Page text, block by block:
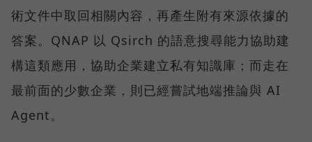
術文件中取回相關內容，再產生附有來源依據的
答案。QNAP 以 Qsirch 的語意搜尋能力協助建
構這類應用，協助企業建立私有知識庫；而走在
最前面的少數企業，則已經嘗試地端推論與 AI
Agent。